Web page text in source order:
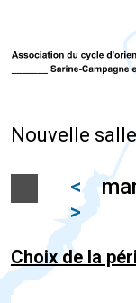
Nouvelle
<
>
Choix de la